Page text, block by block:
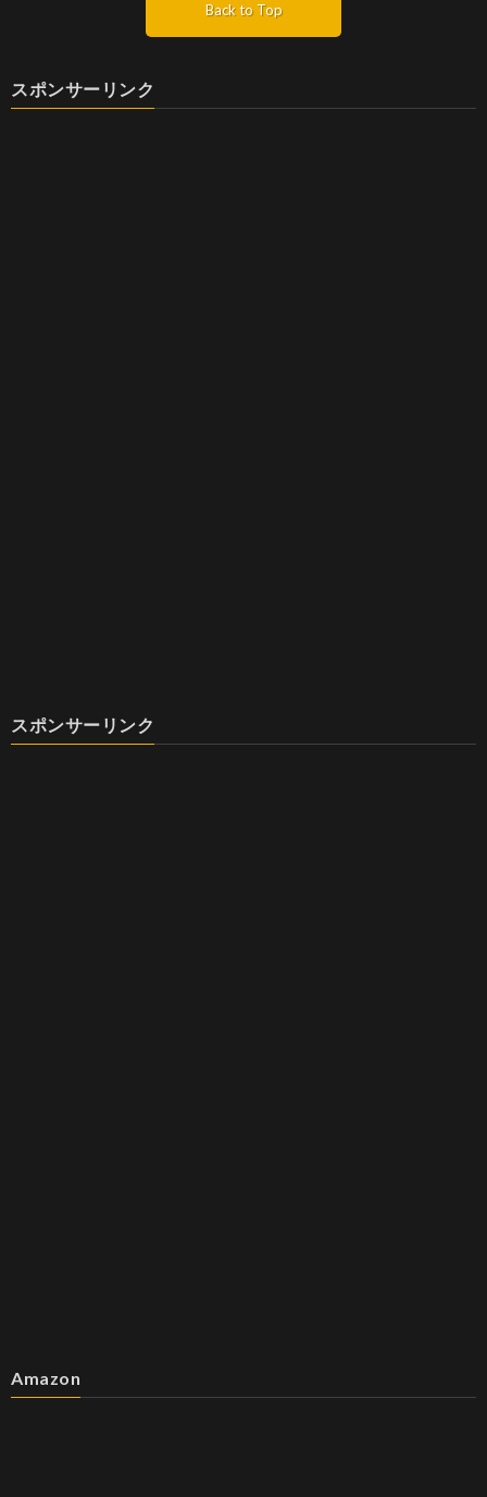
Back to Top
スポンサーリンク
スポンサーリンク
Amazon